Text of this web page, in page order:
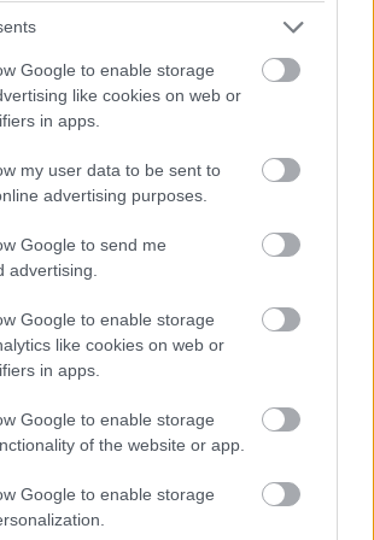
Google to enable storage
like cookies on web or
in apps.
my user data to be sent to
advertising purposes.
Google to send me
advertising.
Google to enable storage
like cookies on web or
in apps.
Google to enable storage
of the website or app.
Google to enable storage
fejlesztőközpontját
révén a magyar Emarsys-
kap a vállalat globális
fejlesztési stratégiájában.
vezető Markus Hilkent nevezték ki az
Hungary ügyvezető
Emarsys összeolvadásának egy új
megerősíti Magyarország vezető
ügyfélélmény- (Customer Experience)
fejlesztéseinek globális